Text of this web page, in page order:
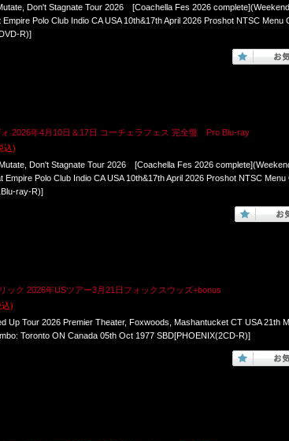
Don't Stagnate Tour 2026 [Coachella Fes 2026
Empire Polo Club Indio CA USA 10th&17th April 2026 Proshot NTSC Menu
R)]
2026年4月10日＆17日 コーチェラフェス 完全盤 Pro Blu-ray
込)
Don't Stagnate Tour 2026 [Coachella Fes 2026
Empire Polo Club Indio CA USA 10th&17th April 2026 Proshot NTSC
ray-R)]
ック 2026年USツアー3月21日フォックスウッズ+bonus
)
Up Tour 2026 Premier Theater, Foxwoods, Mashantucket CT USA 21th
Toronto ON Canada 05th Oct 1977 SBD[PHOENIX(2CD-R)]